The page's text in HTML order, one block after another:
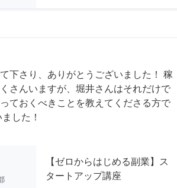
下さり、ありがとうございました！ 稼
さんいますが、堀井さんはそれだけで
ておくべきことを教えてくださる方で
した！
【ゼロからはじめる副業】ス
タートアップ講座